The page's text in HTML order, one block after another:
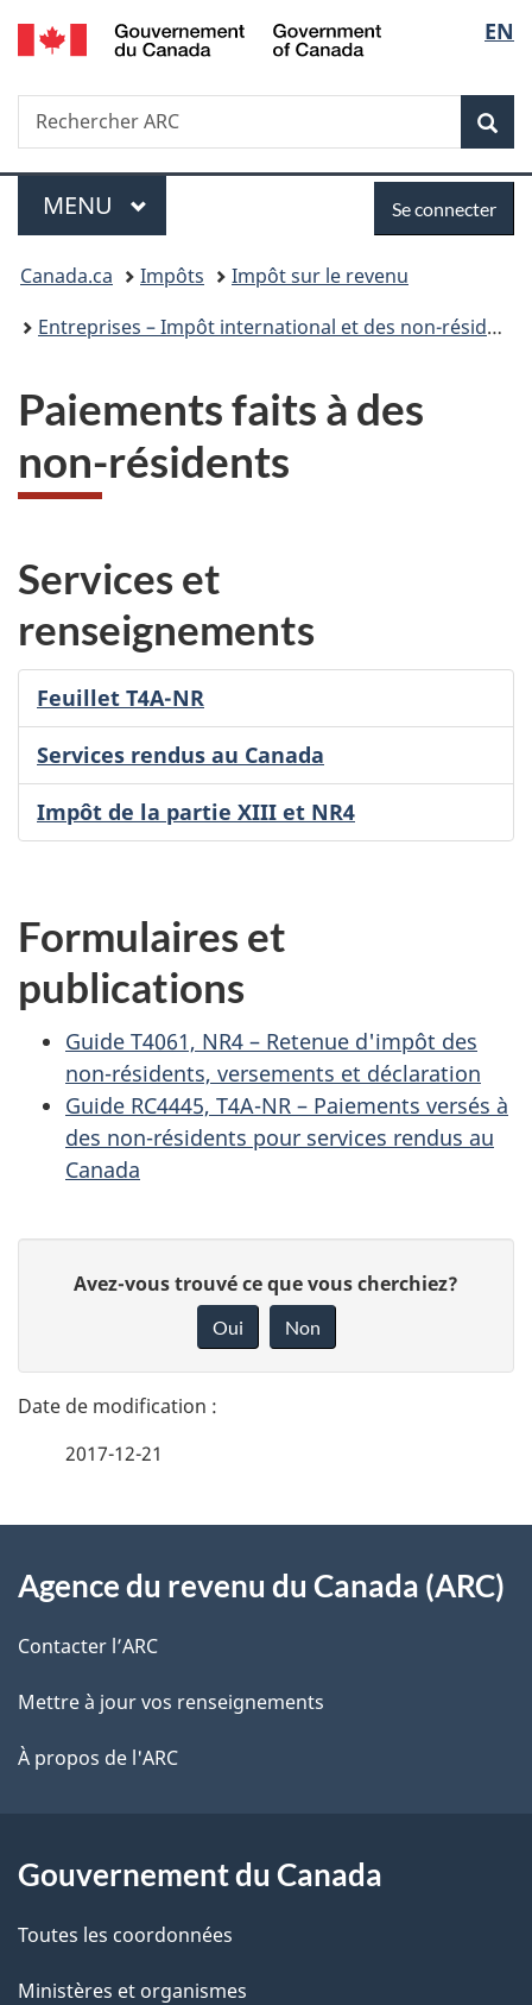
Passer
au
Passer
à
du
Passer
à
simplifiée
de
la
EN
Recherche
Rechercher
ARC
Menu
MENU PRINCIPAL
connecter
Se connecter
Vous
êtes
Canada.ca Impôts
Impôt sur le revenu
Entreprises – Impôt international et des non-résidents
Paiements faits à des
non-résidents
Services et
renseignements
Feuillet T4A-NR
Services rendus au Canada
Impôt de la partie XIII et NR4
Formulaires et
publications
Guide T4061, NR4 – Retenue d'impôt des
non-résidents, versements et déclaration
Guide RC4445, T4A-NR – Paiements versés à
des non-résidents pour services rendus au
Canada
t
a
l
s
l
a
a
g
e
n
o
t
r
e
é
t
a
t
i
Avez-vous trouvé ce que vous cherchiez?
Oui Non
2017-12-21
propos
de
ce
site
Agence du revenu du Canada (ARC)
Contacter l’ARC
Mettre à jour vos renseignements
À propos de l'ARC
Gouvernement du Canada
Toutes les coordonnées
Ministères et organismes